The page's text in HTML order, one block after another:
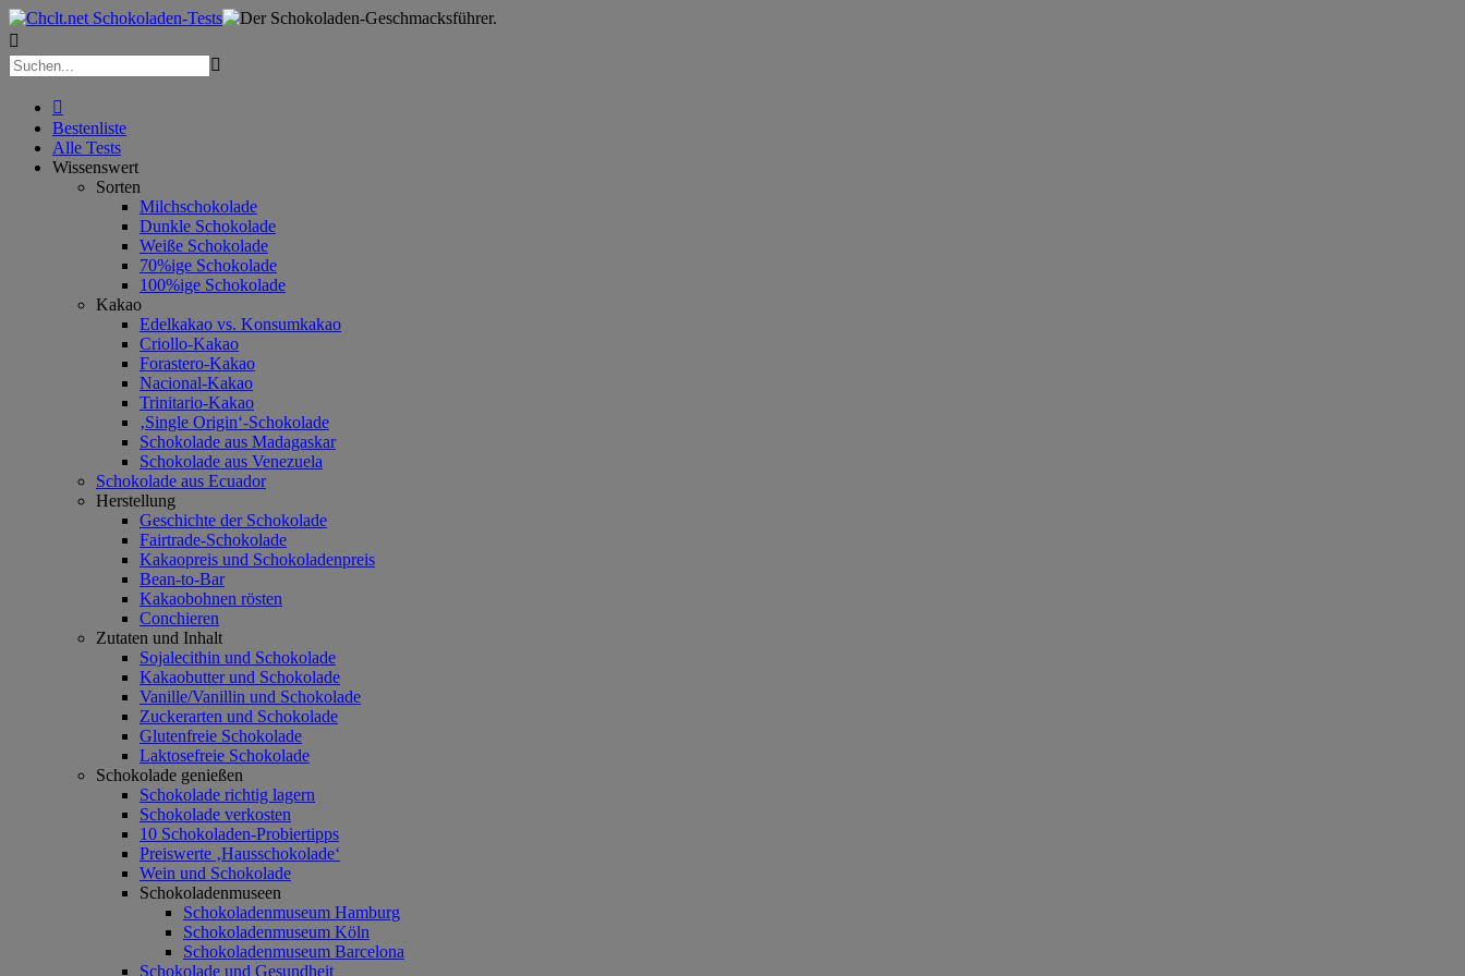



Bestenliste
Alle Tests
Wissenswert
Sorten
Milchschokolade
Dunkle Schokolade
Weiße Schokolade
70%ige Schokolade
100%ige Schokolade
Kakao
Edelkakao vs. Konsumkakao
Criollo-Kakao
Forastero-Kakao
Nacional-Kakao
Trinitario-Kakao
‚Single Origin‘-Schokolade
Schokolade aus Madagaskar
Schokolade aus Venezuela
Schokolade aus Ecuador
Herstellung
Geschichte der Schokolade
Fairtrade-Schokolade
Kakaopreis und Schokoladenpreis
Bean-to-Bar
Kakaobohnen rösten
Conchieren
Zutaten und Inhalt
Sojalecithin und Schokolade
Kakaobutter und Schokolade
Vanille/Vanillin und Schokolade
Zuckerarten und Schokolade
Glutenfreie Schokolade
Laktosefreie Schokolade
Schokolade genießen
Schokolade richtig lagern
Schokolade verkosten
10 Schokoladen-Probiertipps
Preiswerte ‚Hausschokolade‘
Wein und Schokolade
Schokoladenmuseen
Schokoladenmuseum Hamburg
Schokoladenmuseum Köln
Schokoladenmuseum Barcelona
Schokolade und Gesundheit